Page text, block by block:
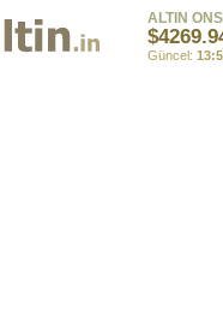
ALTIN ONS
Güncel: